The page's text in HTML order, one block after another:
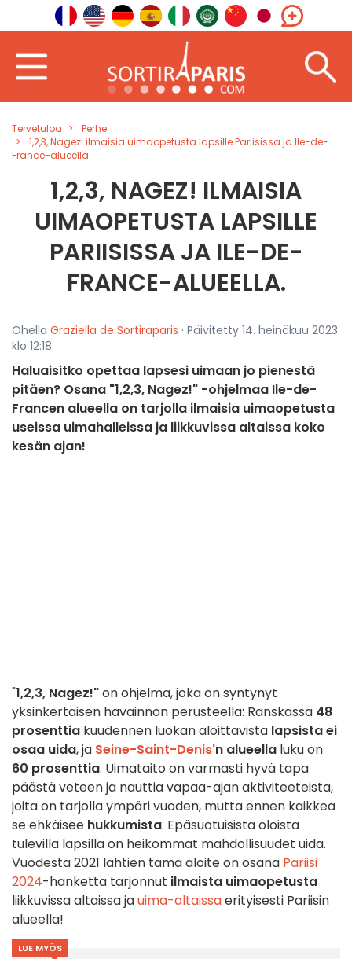
Tervetuloa
Perhe
1,2,3, Nagez! ilmaisia uimaopetusta lapsille Pariisissa ja Ile-de-
France-alueella.
1,2,3, NAGEZ! ILMAISIA
UIMAOPETUSTA LAPSILLE
PARIISISSA JA ILE-DE-
FRANCE-ALUEELLA.
Ohella Graziella de Sortiraparis · Päivitetty 14. heinäkuu 2023
klo 12:18
Haluaisitko opettaa lapsesi uimaan jo pienestä
pitäen? Osana "1,2,3, Nagez!" -ohjelmaa Ile-de-
Francen alueella on tarjolla ilmaisia uimaopetusta
useissa uimahalleissa ja liikkuvissa altaissa koko
kesän ajan!
"1,2,3, Nagez!"on ohjelma, joka on syntynyt
yksinkertaisen havainnon perusteella: Ranskassa 48
prosenttia kuudennen luokan aloittavista lapsistaei
osaa uida, ja Seine-Saint-Denis'n alueella luku on
60 prosenttia. Uimataito on varmasti hyvä tapa
päästä veteen ja nauttia vapaa-ajan aktiviteeteista,
joita on tarjolla ympäri vuoden, mutta ennen kaikkea
se ehkäisee hukkumista. Epäsuotuisista oloista
tulevilla lapsilla on heikommat mahdollisuudet uida.
Vuodesta 2021 lähtien tämä aloite on osana Pariisi
2024-hanketta tarjonnut ilmaista uimaopetusta
liikkuvissa altaissa jauima-altaissaerityisesti Pariisin
alueella!
LUE MYÖS